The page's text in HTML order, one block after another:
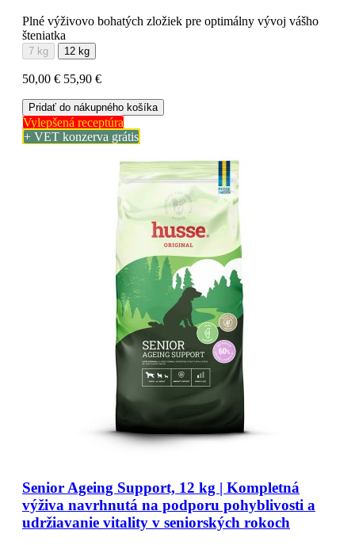
Plné výživovo bohatých zložiek pre optimálny vývoj vášho
šteniatka
7 kg 12 kg
50,00 € 55,90 €
Pridať do nákupného košíka
Vylepšená receptúra
+ VET konzerva grátis
Senior Ageing Support, 12 kg | Kompletná
výživa navrhnutá na podporu pohyblivosti a
udržiavanie vitality v seniorských rokoch